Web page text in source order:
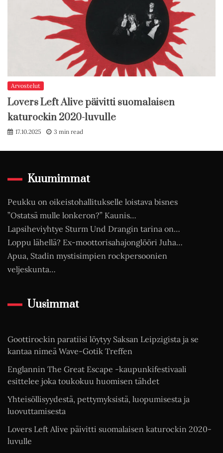
Arvostelut
Lovers Left Alive päivitti suomalaisen
katurockin 2020-luvulle
17.10.2025 3 min read
Kuumimmat
Peukku on oikeistohallitukselle loistava bisnes
”Ostatsä mulle lonkeron?” Kaunis…
Lapsiheviyhtye Sturm Und Drangin tarina on…
Loppu lähellä? Ex-moottorisahajonglööri Juha…
Apua, Stadin mystisimpien rockpersoonien
veljeskunta…
Uusimmat
Goottirockin paratiisi löytyy Saksan Leipzigista ja se
kantaa nimeä Wave-Gotik Treffen
Englannin The Great Escape -kaupunkifestivaali
esittelee joka toukokuu huomisen tähdet
Yhteisöllisyydestä, pettymyksistä, luopumisesta ja
luovuttamisesta
Lovers Left Alive päivitti suomalaisen katurockin 2020-
luvulle